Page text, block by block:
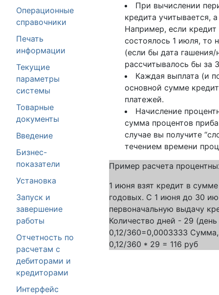
Операционные
справочники
Печать
информации
Текущие
параметры
системы
Товарные
документы
Введение
Бизнес-
показатели
Установка
Запуск и
завершение
работы
Отчетность по
расчетам с
дебиторами и
кредиторами
Интерфейс
При вычислении
кредита учитывается,
Например, если кредит
состоялось 1 июля, то
(если бы дата гашения/
рассчитывалось бы за
Каждая выплата (и
основной сумме
платежей.
Начисление
сумма процентов
случае вы получите
течением времени
Пример расчета
1 июня взят кредит в
годовых. С 1 июня до 30
первоначальную выдачу
Количество дней - 29
0,12/360=0,0003333
0,12/360 * 29 = 116 руб